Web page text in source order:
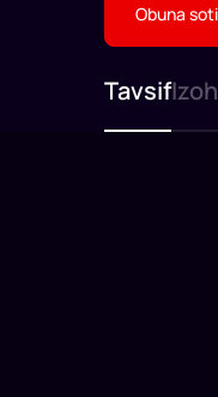
Obuna
Tavsif